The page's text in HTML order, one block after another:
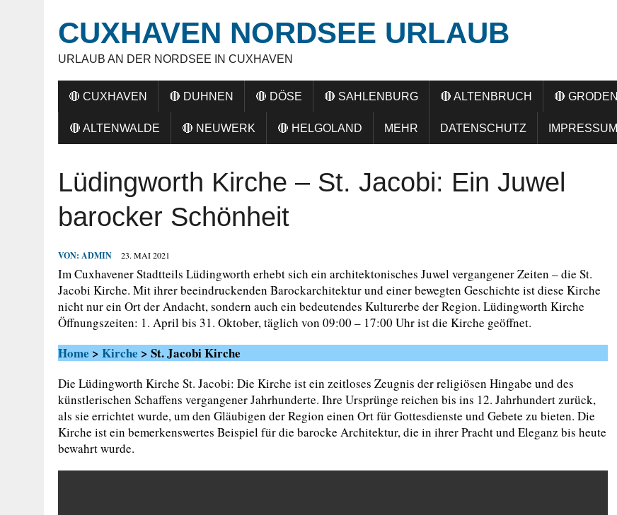
CUXHAVEN NORDSEE URLAUB
URLAUB AN DER NORDSEE IN CUXHAVEN
🔴 CUXHAVEN 🔴 DUHNEN 🔴 DÖSE 🔴 SAHLENBURG 🔴 ALTENBRUCH 🔴 GRODEN
🔴 ALTENWALDE 🔴 NEUWERK 🔴 HELGOLAND MEHR DATENSCHUTZ IMPRESSUM
Lüdingworth Kirche – St. Jacobi: Ein Juwel
barocker Schönheit
VON: ADMIN 23. MAI 2021
Im Cuxhavener Stadtteils Lüdingworth erhebt sich ein architektonisches Juwel vergangener Zeiten – die St.
Jacobi Kirche. Mit ihrer beeindruckenden Barockarchitektur und einer bewegten Geschichte ist diese Kirche
nicht nur ein Ort der Andacht, sondern auch ein bedeutendes Kulturerbe der Region. Lüdingworth Kirche
Öffnungszeiten: 1. April bis 31. Oktober, täglich von 09:00 – 17:00 Uhr ist die Kirche geöffnet.
Home > Kirche > St. Jacobi Kirche
Die Lüdingworth Kirche St. Jacobi: Die Kirche ist ein zeitloses Zeugnis der religiösen Hingabe und des
künstlerischen Schaffens vergangener Jahrhunderte. Ihre Ursprünge reichen bis ins 12. Jahrhundert zurück,
als sie errichtet wurde, um den Gläubigen der Region einen Ort für Gottesdienste und Gebete zu bieten. Die
Kirche ist ein bemerkenswertes Beispiel für die barocke Architektur, die in ihrer Pracht und Eleganz bis heute
bewahrt wurde.